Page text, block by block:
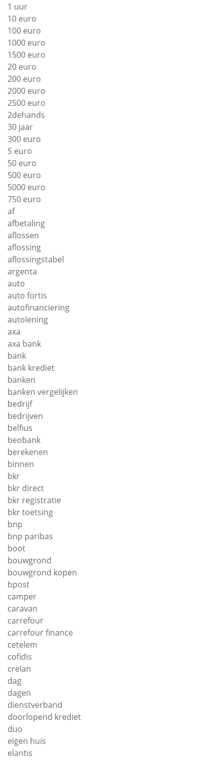
1 uur
10 euro
100 euro
1000 euro
1500 euro
20 euro
200 euro
2000 euro
2500 euro
2dehands
30 jaar
300 euro
5 euro
50 euro
500 euro
5000 euro
750 euro
af
afbetaling
aflossen
aflossing
aflossingstabel
argenta
auto
auto fortis
autofinanciering
autolening
axa
axa bank
bank
bank krediet
banken
banken vergelijken
bedrijf
bedrijven
belfius
beobank
berekenen
binnen
bkr
bkr direct
bkr registratie
bkr toetsing
bnp
bnp paribas
boot
bouwgrond
bouwgrond kopen
bpost
camper
caravan
carrefour
carrefour finance
cetelem
cofidis
crelan
dag
dagen
dienstverband
doorlopend krediet
duo
eigen huis
elantis